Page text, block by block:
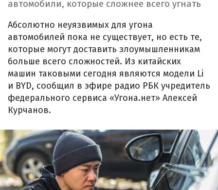
автомобили, которые сложнее всего угнать
Абсолютно неуязвимых для угона
автомобилей пока не существует, но есть те,
которые могут доставить злоумышленникам
больше всего сложностей. Из китайских
машин таковыми сегодня являются модели Li
и BYD, сообщил в эфире радио РБК учредитель
федерального сервиса «Угона.нет» Алексей
Курчанов.